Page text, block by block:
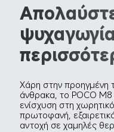
Χάρη στην προηγμένη
άνθρακα, το POCO
ενίσχυση στη
πρωτοφανή,
αντοχή σε χαμηλές